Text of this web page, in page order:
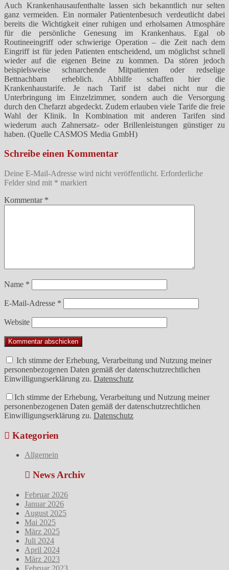
Auch Krankenhausaufenthalte lassen sich bekanntlich nur selten
ganz vermeiden. Ein normaler Patientenbesuch verdeutlicht dabei
bereits die Wichtigkeit einer ruhigen und erholsamen Atmosphäre
für die persönliche Genesung im Krankenhaus. Egal ob
Routineeingriff oder schwierige Operation – die Zeit nach dem
Eingriff ist für jeden Patienten entscheidend, um möglichst schnell
wieder auf die eigenen Beine zu kommen. Da stören jedoch
beispielsweise schnarchende Mitpatienten oder redselige
Bettnachbarn erheblich. Abhilfe schaffen hier die
Krankenhaustarife. Je nach Tarif ist dabei nicht nur die
Unterbringung im Einzelzimmer, sondern auch die Versorgung
durch den Chefarzt abgedeckt. Zudem erlauben viele Tarife die freie
Wahl der Klinik. In Kombination mit anderen Tarifen sind
wiederum auch Zahnersatz- oder Brillenleistungen günstiger zu
haben. (Quelle CASMOS Media GmbH)
Schreibe einen Kommentar
Deine E-Mail-Adresse wird nicht veröffentlicht. Erforderliche
Felder sind mit * markiert
Kommentar *
Name *
E-Mail-Adresse *
Website
Ich stimme der Erhebung, Verarbeitung und Nutzung meiner
personenbezogenen Daten gemäß der datenschutzrechtlichen
Einwilligungserklärung zu. Datenschutz
Ich stimme der Erhebung, Verarbeitung und Nutzung meiner
personenbezogenen Daten gemäß der datenschutzrechtlichen
Einwilligungserklärung zu. Datenschutz
Kategorien
Allgemein
News Archiv
Februar 2026
Januar 2026
August 2025
Mai 2025
März 2025
Juli 2024
April 2024
März 2023
Februar 2023